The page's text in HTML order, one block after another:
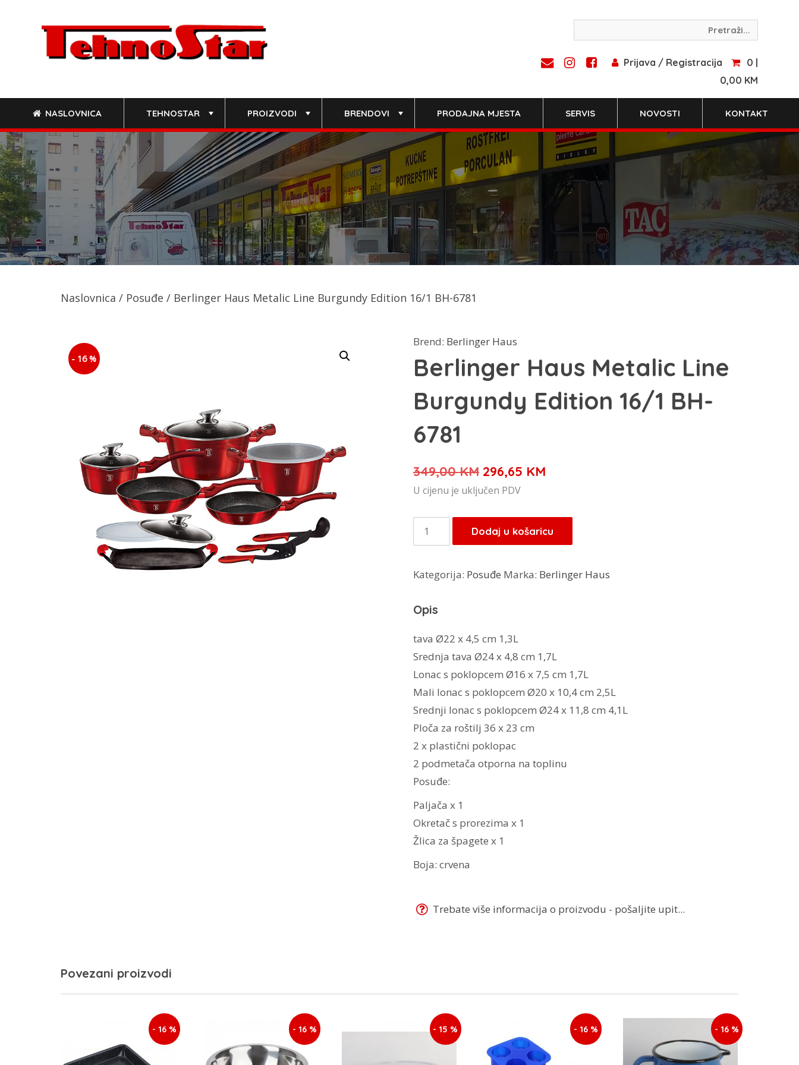
Prijava / Registracija
0 |
0,00 KM
NASLOVNICA TEHNOSTAR PROIZVODI BRENDOVI PRODAJNA MJESTA SERVIS NOVOSTI KONTAKT
Naslovnica / Posuđe / Berlinger Haus Metalic Line Burgundy Edition 16/1 BH-6781
- 16 %
Brend: Berlinger Haus
Berlinger Haus Metalic Line
Burgundy Edition 16/1 BH-
6781
349,00KM Izvorna
cijena
je:
349,00 KM.
296,65 KMTrenutna
296,65 KM.
U cijenu je uključen PDV
Berlinger
Haus
Line
Edition
Dodaj u košaricu
Kategorija: Posuđe Marka: Berlinger Haus
Opis
tava Ø22 x 4,5 cm 1,3L
Srednja tava Ø24 x 4,8 cm 1,7L
Lonac s poklopcem Ø16 x 7,5 cm 1,7L
Mali lonac s poklopcem Ø20 x 10,4 cm 2,5L
Srednji lonac s poklopcem Ø24 x 11,8 cm 4,1L
Ploča za roštilj 36 x 23 cm
2 x plastični poklopac
2 podmetača otporna na toplinu
Posuđe:
Paljača x 1
Okretač s prorezima x 1
Žlica za špagete x 1
Boja: crvena
Trebate više informacija o proizvodu - pošaljite upit...
Povezani proizvodi
- 16 % - 16 % - 15 % - 16 % - 16 %